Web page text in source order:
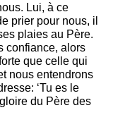
Lui, à ce
prier pour nous, il
plaies au Père.
confiance, alors
que celle qui
nous entendrons
‘Tu es le
du Père des